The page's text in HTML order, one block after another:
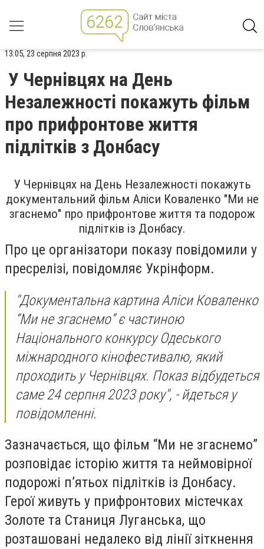
13:05, 23 серпня 2023 р.
У Чернівцях на День
Незалежності покажуть фільм
про прифронтове життя
підлітків з Донбасу
У Чернівцях на День Незалежності покажуть
документальний фільм Аліси Коваленко "Ми не
згаснемо" про прифронтове життя та подорож
підлітків із Донбасу.
Про це організатори показу повідомили у
пресрелізі, повідомляє Укрінформ.
"Документальна картина Аліси Коваленко
“Ми не згаснемо” є частиною
Національного конкурсу Одеського
міжнародного кінофестивалю, який
проходить у Чернівцях. Показ відбудеться
саме 24 серпня 2023 року", - йдеться у
повідомленні.
Зазначається, що фільм “Ми не згаснемо”
розповідає історію життя та неймовірної
подорожі п’ятьох підлітків із Донбасу.
Герої живуть у прифронтових містечках
Золоте та Станиця Луганська, що
розташовані недалеко від лінії зіткнення